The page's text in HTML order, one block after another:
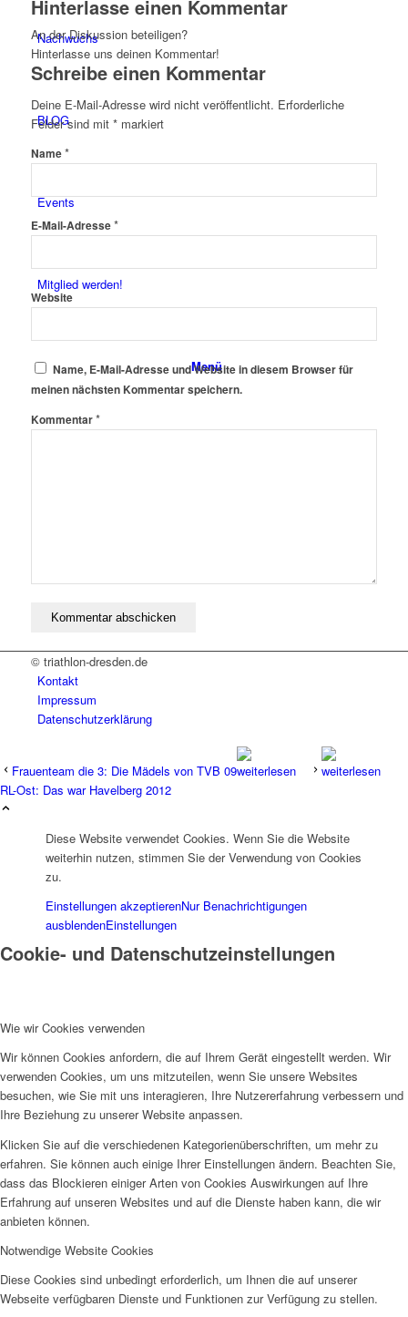
Nachwuchs
BLOG
Events
Mitglied werden!
Menü
Hinterlasse einen Kommentar
An der Diskussion beteiligen?
Hinterlasse uns deinen Kommentar!
Schreibe einen Kommentar
Deine E-Mail-Adresse wird nicht veröffentlicht. Erforderliche
Felder sind mit *markiert
Name*
E-Mail-Adresse*
Website
Name, E-Mail-Adresse und Website in diesem Browser für
meinen nächsten Kommentar speichern.
Kommentar*
© triathlon-dresden.de
Kontakt
Impressum
Datenschutzerklärung
Frauenteam die 3: Die Mädels von TVB 09
RL-Ost: Das war Havelberg 2012
Diese Website verwendet Cookies. Wenn Sie die Website
weiterhin nutzen, stimmen Sie der Verwendung von Cookies
zu.
Einstellungen akzeptierenNur Benachrichtigungen
ausblendenEinstellungen
Cookie- und Datenschutzeinstellungen
Wie wir Cookies verwenden
Wir können Cookies anfordern, die auf Ihrem Gerät eingestellt werden. Wir
verwenden Cookies, um uns mitzuteilen, wenn Sie unsere Websites
besuchen, wie Sie mit uns interagieren, Ihre Nutzererfahrung verbessern und
Ihre Beziehung zu unserer Website anpassen.
Klicken Sie auf die verschiedenen Kategorienüberschriften, um mehr zu
erfahren. Sie können auch einige Ihrer Einstellungen ändern. Beachten Sie,
dass das Blockieren einiger Arten von Cookies Auswirkungen auf Ihre
Erfahrung auf unseren Websites und auf die Dienste haben kann, die wir
anbieten können.
Notwendige Website Cookies
Diese Cookies sind unbedingt erforderlich, um Ihnen die auf unserer
Webseite verfügbaren Dienste und Funktionen zur Verfügung zu stellen.